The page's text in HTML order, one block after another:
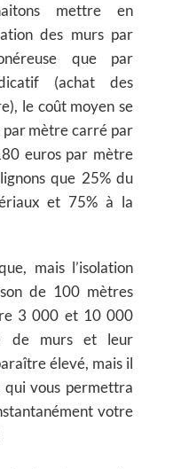
mettre en
des murs par
que par
(achat des
le coût moyen se
mètre carré par
euros par mètre
que 25% du
et 75% à la
mais l’isolation
de 100 mètres
3 000 et 10 000
de murs et leur
élevé, mais il
qui vous permettra
votre